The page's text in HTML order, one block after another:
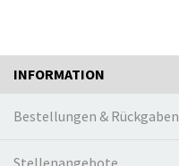
INFORMATION
Bestellungen & Rückgaben